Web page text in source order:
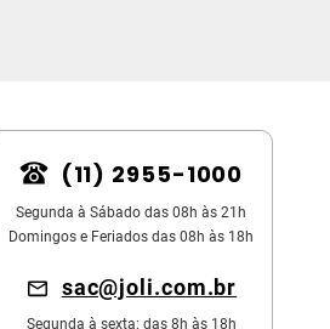
(11) 2955-1000
Segunda à Sábado das 08h às 21h
Domingos e Feriados das 08h às 18h
sac@joli.com.br
Segunda à sexta: das 8h às 18h